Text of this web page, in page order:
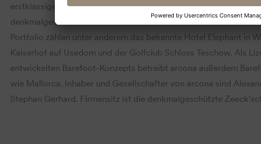
erstklassiger Freizeit- und Ferienhotels spezialisiert. Die derzeit
denkmalgeschützten Immobilien an namhaften
Portfolio zählen unter anderem das bekannte Hotel Elephant in
Kaiserhof auf Usedom und der Golfclub Schloss Teschow. Als
entwickelten Barefoot-Konzepts betreibt arcona außerdem
wie Mallorca. Inhaber und Gesellschafter von arcona sind
Stephan Gerhard. Firmensitz ist die denkmalgeschützte